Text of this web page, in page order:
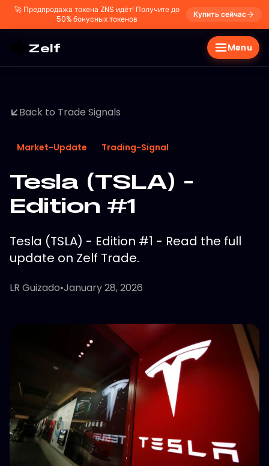
🚀 Предпродажа токена ZNS идёт! Получите до
50% бонусных токенов
Купить сейчас
Zelf Menu
Back to Trade Signals
Market-Update Trading-Signal
Tesla (TSLA) -
Edition #1
Tesla (TSLA) - Edition #1 - Read the full
update on Zelf Trade.
LR Guizado•January 28, 2026